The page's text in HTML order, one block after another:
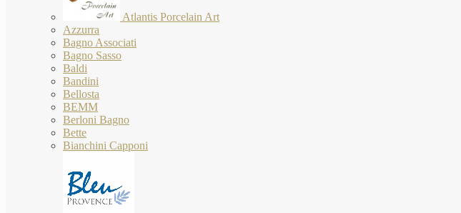
Atlantis Porcelain Art
Azzurra
Bagno Associati
Bagno Sasso
Baldi
Bandini
Bellosta
BEMM
Berloni Bagno
Bette
Bianchini Capponi